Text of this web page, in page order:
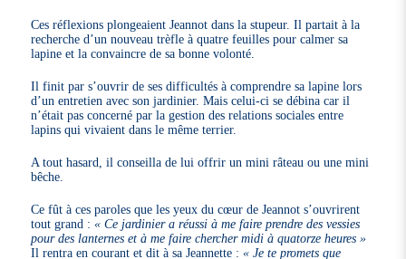
Ces réflexions plongeaient Jeannot dans la stupeur. Il partait à la
recherche d’un nouveau trèfle à quatre feuilles pour calmer sa
lapine et la convaincre de sa bonne volonté.
Il finit par s’ouvrir de ses difficultés à comprendre sa lapine lors
d’un entretien avec son jardinier. Mais celui-ci se débina car il
n’était pas concerné par la gestion des relations sociales entre
lapins qui vivaient dans le même terrier.
A tout hasard, il conseilla de lui offrir un mini râteau ou une mini
bêche.
Ce fût à ces paroles que les yeux du cœur de Jeannot s’ouvrirent
tout grand :« Ce jardinier a réussi à me faire prendre des vessies
pour des lanternes et à me faire chercher midi à quatorze heures »
Il rentra en courant et dit à sa Jeannette :« Je te promets que